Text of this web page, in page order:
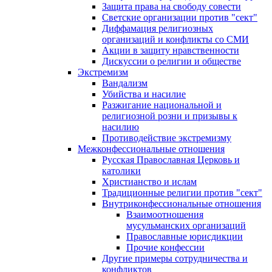
Защита права на свободу совести
Светские организации против "сект"
Диффамация религиозных
организаций и конфликты со СМИ
Акции в защиту нравственности
Дискуссии о религии и обществе
Экстремизм
Вандализм
Убийства и насилие
Разжигание национальной и
религиозной розни и призывы к
насилию
Противодействие экстремизму
Межконфессиональные отношения
Русская Православная Церковь и
католики
Христианство и ислам
Традиционные религии против "сект"
Внутриконфессиональные отношения
Взаимоотношения
мусульманских организаций
Православные юрисдикции
Прочие конфессии
Другие примеры сотрудничества и
конфликтов